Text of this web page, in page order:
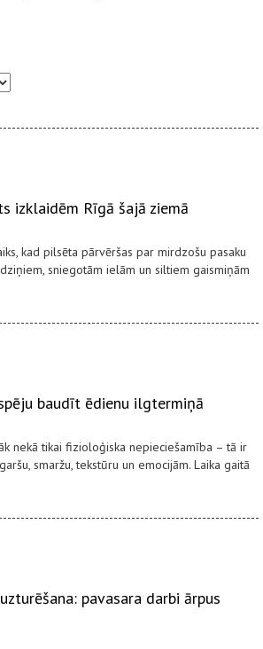
izklaidēm Rīgā šajā ziemā
kad pilsēta pārvēršas par mirdzošu pasaku
sniegotām ielām un siltiem gaismiņām
baudīt ēdienu ilgtermiņā
nekā tikai fizioloģiska nepieciešamība – tā ir
smaržu, tekstūru un emocijām. Laika gaitā
pavasara darbi ārpus